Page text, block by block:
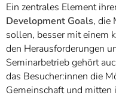
Ein zentrales Element
Development Goals, die
sollen, besser mit einem
den Herausforderungen
Seminarbetrieb gehört
das Besucher:innen die
Gemeinschaft und mitten